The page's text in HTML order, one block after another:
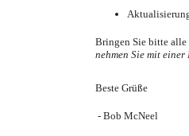
Bringen Sie bitte alle
nehmen Sie mit einer
Beste Grüße
- Bob McNeel